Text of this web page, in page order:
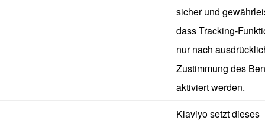
sicher und
dass Tracking-
nur nach
Zustimmung des
aktiviert werden.
Klaviyo setzt dieses